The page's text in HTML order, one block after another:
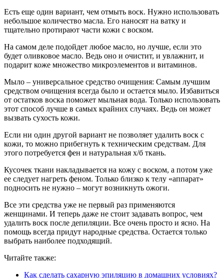
Есть еще один вариант, чем отмыть воск. Нужно использовать
небольшое количество масла. Его наносят на ватку и
тщательно протирают части кожи с воском.
На самом деле подойдет любое масло, но лучше, если это
будет оливковое масло. Ведь оно и очистит, и увлажнит, и
подарит коже множество микроэлементов и витаминов.
Мыло – универсальное средство очищения: Самым лучшим
средством очищения всегда было и остается мыло. Избавиться
от остатков воска поможет мыльная вода. Только использовать
этот способ лучше в самых крайних случаях. Ведь он может
вызвать сухость кожи.
Если ни один другой вариант не позволяет удалить воск с
кожи, то можно прибегнуть к техническим средствам. Для
этого потребуется фен и натуральная х/б ткань.
Кусочек ткани накладывается на кожу с воском, а потом уже
ее следует нагреть феном. Только близко к телу «аппарат»
подносить не нужно – могут возникнуть ожоги.
Все эти средства уже не первый раз применяются
женщинами. И теперь даже не стоит задавать вопрос, чем
удалить воск после депиляции. Все очень просто и ясно. На
помощь всегда придут народные средства. Остается только
выбрать наиболее подходящий.
Читайте также:
Как сделать сахарную эпиляцию в домашних условиях?